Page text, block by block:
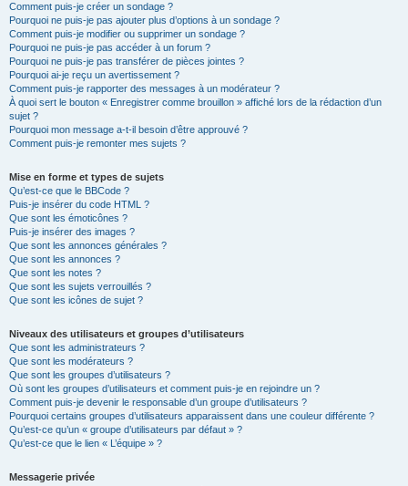
Comment puis-je créer un sondage ?
Pourquoi ne puis-je pas ajouter plus d’options à un sondage ?
Comment puis-je modifier ou supprimer un sondage ?
Pourquoi ne puis-je pas accéder à un forum ?
Pourquoi ne puis-je pas transférer de pièces jointes ?
Pourquoi ai-je reçu un avertissement ?
Comment puis-je rapporter des messages à un modérateur ?
À quoi sert le bouton « Enregistrer comme brouillon » affiché lors de la rédaction d’un
sujet ?
Pourquoi mon message a-t-il besoin d’être approuvé ?
Comment puis-je remonter mes sujets ?
Mise en forme et types de sujets
Qu’est-ce que le BBCode ?
Puis-je insérer du code HTML ?
Que sont les émoticônes ?
Puis-je insérer des images ?
Que sont les annonces générales ?
Que sont les annonces ?
Que sont les notes ?
Que sont les sujets verrouillés ?
Que sont les icônes de sujet ?
Niveaux des utilisateurs et groupes d’utilisateurs
Que sont les administrateurs ?
Que sont les modérateurs ?
Que sont les groupes d’utilisateurs ?
Où sont les groupes d’utilisateurs et comment puis-je en rejoindre un ?
Comment puis-je devenir le responsable d’un groupe d’utilisateurs ?
Pourquoi certains groupes d’utilisateurs apparaissent dans une couleur différente ?
Qu’est-ce qu’un « groupe d’utilisateurs par défaut » ?
Qu’est-ce que le lien « L’équipe » ?
Messagerie privée